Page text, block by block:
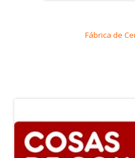
Fábrica de